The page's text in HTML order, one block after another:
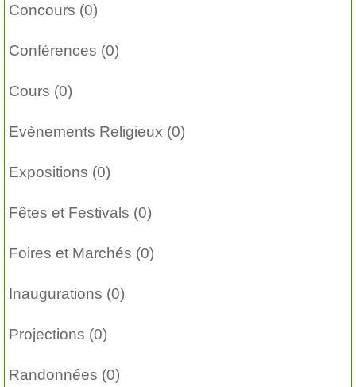
Concours (0)
Conférences (0)
Cours (0)
Evènements Religieux (0)
Expositions (0)
Fêtes et Festivals (0)
Foires et Marchés (0)
Inaugurations (0)
Projections (0)
Randonnées (0)